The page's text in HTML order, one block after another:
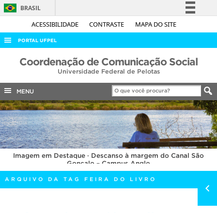
ACESSIBILIDADE CONTRASTE MAPA DO SITE
BRASIL
Simplifique!
Acesso à informação
Legislação
Canais
PORTAL UFPEL
ACESSO À INFORMAÇÃO
COBALTO
CONCURSOS
EDITAIS
INTERNACIONAL
OUVIDORIA
PORTARIAS
TELEFONES
Coordenação de Comunicação Social
Universidade Federal de Pelotas
MENU
Imagem em Destaque · Descanso à margem do Canal São
Gonçalo – Campus Anglo
ARQUIVO DA TAG FEIRA DO LIVRO